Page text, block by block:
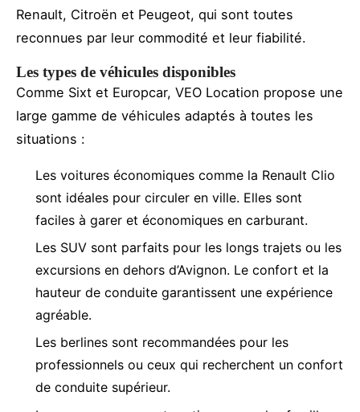
Renault, Citroën et Peugeot, qui sont toutes
reconnues par leur commodité et leur fiabilité.
Les types de véhicules disponibles
Comme Sixt et Europcar, VEO Location propose une
large gamme de véhicules adaptés à toutes les
situations :
Les voitures économiques comme la Renault Clio
sont idéales pour circuler en ville. Elles sont
faciles à garer et économiques en carburant.
Les SUV sont parfaits pour les longs trajets ou les
excursions en dehors d’Avignon. Le confort et la
hauteur de conduite garantissent une expérience
agréable.
Les berlines sont recommandées pour les
professionnels ou ceux qui recherchent un confort
de conduite supérieur.